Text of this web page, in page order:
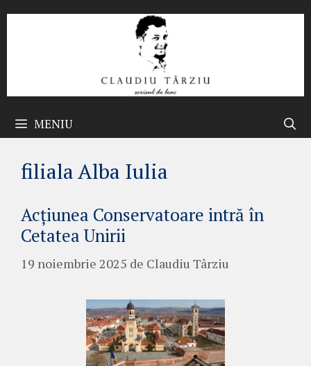
MENIU
filiala Alba Iulia
Acțiunea Conservatoare intră în
Cetatea Unirii
19 noiembrie 2025 de Claudiu Târziu